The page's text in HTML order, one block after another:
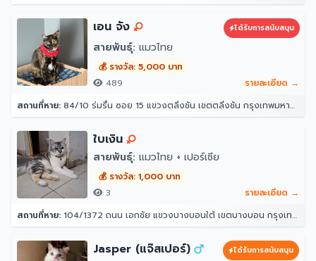
เอน จัง ได้รับการสนับสนุน
สายพันธุ์: แมวไทย
💰 รางวัล: 5,000 บาท
489
รายละเอียด →
สถานที่หาย: 84/10 ร่มรื่น ซอย 15 แขวงตลิ่งชัน เขตตลิ่งชัน กรุงเทพมหานคร 10170
ใบเงิน
สายพันธุ์: แมวไทย + เปอร์เซีย
💰 รางวัล: 1,000 บาท
3
รายละเอียด →
สถานที่หาย: 104/1372 ถนน เอกชัย แขวงบางบอนใต้ เขตบางบอน กรุงเทพมหานคร 10150
Jasper (แจ๊สเปอร์) ได้รับการสนับสนุน